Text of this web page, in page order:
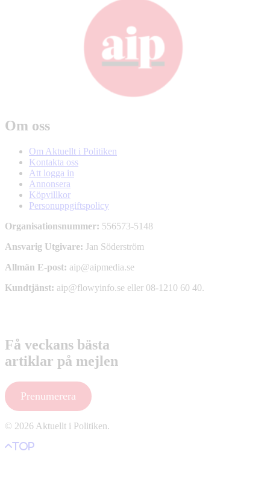
Om oss
Om Aktuellt i Politiken
Kontakta oss
Att logga in
Annonsera
Köpvillkor
Personuppgiftspolicy
Organisationsnummer: 556573-5148
Ansvarig Utgivare: Jan Söderström
Allmän E-post: aip@aipmedia.se
Kundtjänst: aip@flowyinfo.se eller 08-1210 60 40.
Få veckans bästa
artiklar på mejlen
Prenumerera
© 2026 Aktuellt i Politiken.
top